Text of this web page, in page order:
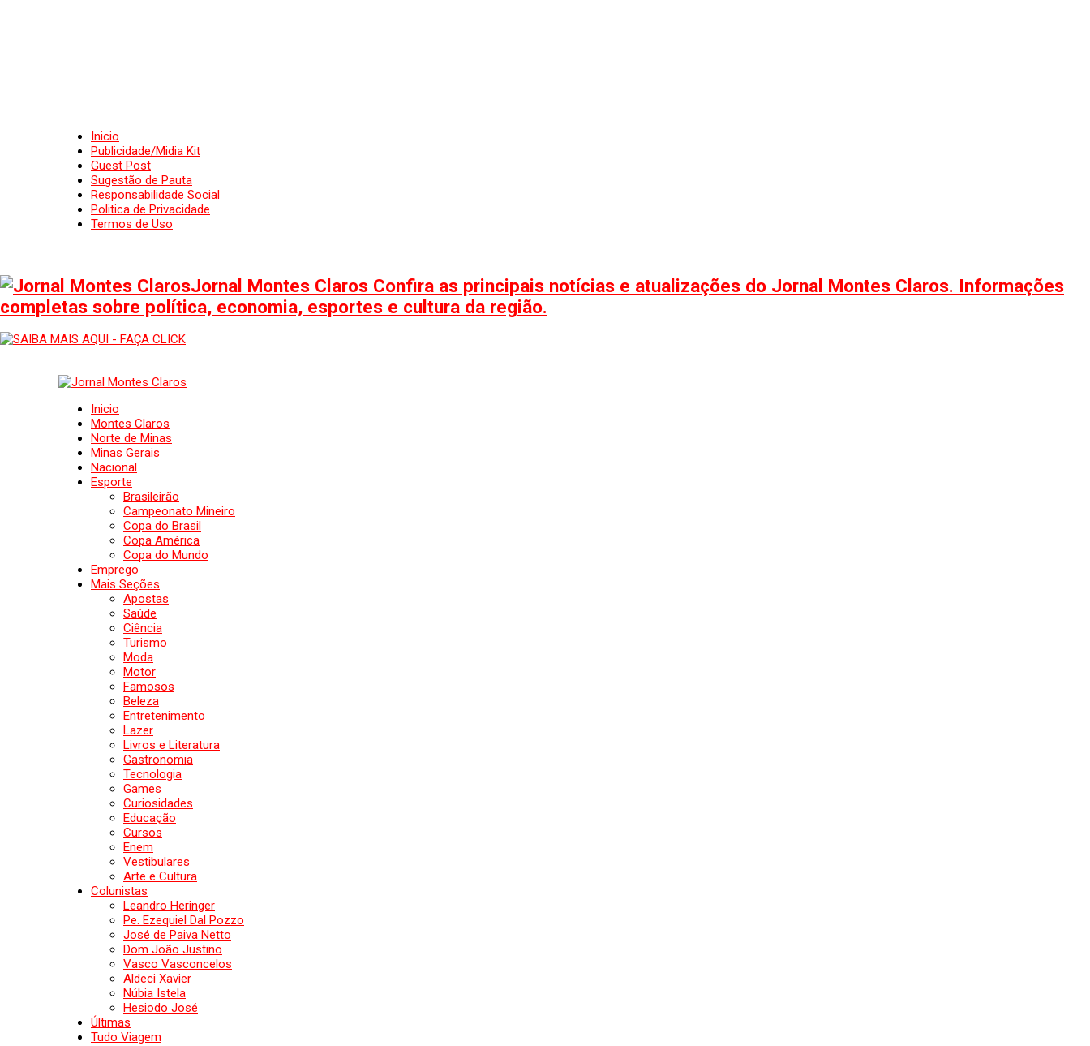
Inicio
Publicidade/Midia Kit
Guest Post
Sugestão de Pauta
Responsabilidade Social
Politica de Privacidade
Termos de Uso
Jornal Montes Claros Confira as principais notícias e atualizações do Jornal Montes Claros. Informações
completas sobre política, economia, esportes e cultura da região.
Inicio
Montes Claros
Norte de Minas
Minas Gerais
Nacional
Esporte
Brasileirão
Campeonato Mineiro
Copa do Brasil
Copa América
Copa do Mundo
Emprego
Mais Seções
Apostas
Saúde
Ciência
Turismo
Moda
Motor
Famosos
Beleza
Entretenimento
Lazer
Livros e Literatura
Gastronomia
Tecnologia
Games
Curiosidades
Educação
Cursos
Enem
Vestibulares
Arte e Cultura
Colunistas
Leandro Heringer
Pe. Ezequiel Dal Pozzo
José de Paiva Netto
Dom João Justino
Vasco Vasconcelos
Aldeci Xavier
Núbia Istela
Hesiodo José
Últimas
Tudo Viagem